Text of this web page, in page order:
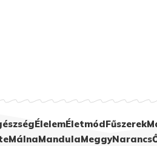
ÉlelemÉletmódFűszerek
MálnaMandulaMeggyNarancs